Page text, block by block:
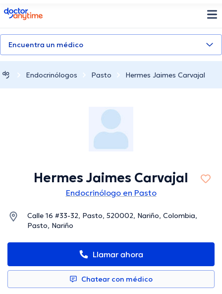
doctoranytime
Encuentra un médico
Endocrinólogos Pasto Hermes Jaimes Carvajal
Hermes Jaimes Carvajal
Endocrinólogo en Pasto
Calle 16 #33-32, Pasto, 520002, Nariño, Colombia,
Pasto, Nariño
Llamar ahora
Chatear con médico